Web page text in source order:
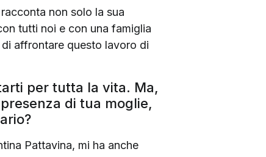
non solo la sua
tutti noi e con una famiglia
affrontare questo lavoro di
per tutta la vita. Ma,
di tua moglie,
Pattavina, mi ha anche